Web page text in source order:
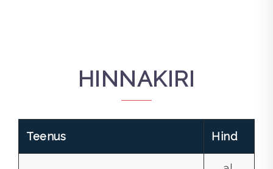
HINNAKIRI
Teenus Hind